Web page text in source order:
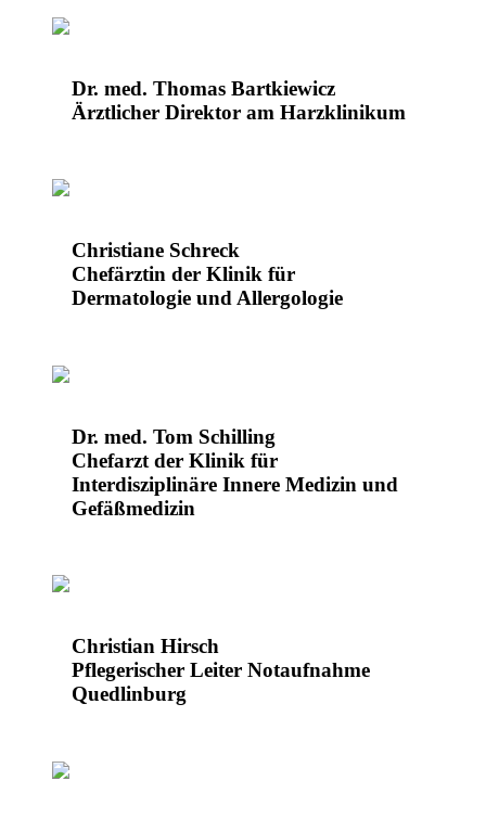
Dr. med. Thomas Bartkiewicz
Ärztlicher Direktor am Harzklinikum
Christiane Schreck
Chefärztin der Klinik für
Dermatologie und Allergologie
Dr. med. Tom Schilling
Chefarzt der Klinik für
Interdisziplinäre Innere Medizin und
Gefäßmedizin
Christian Hirsch
Pflegerischer Leiter Notaufnahme
Quedlinburg